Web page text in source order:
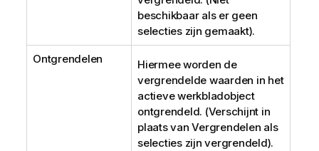
beschikbaar als er geen
selecties zijn gemaakt).
Ontgrendelen
Hiermee worden de
vergrendelde waarden in het
actieve werkbladobject
ontgrendeld. (Verschijnt in
plaats vanVergrendelen als
selecties zijn vergrendeld).